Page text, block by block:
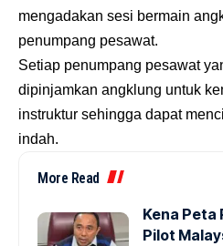
mengadakan sesi bermain
penumpang pesawat.
Setiap penumpang pesawat
dipinjamkan angklung untuk
instruktur sehingga dapat
indah.
More Read
Kena Peta
Pilot